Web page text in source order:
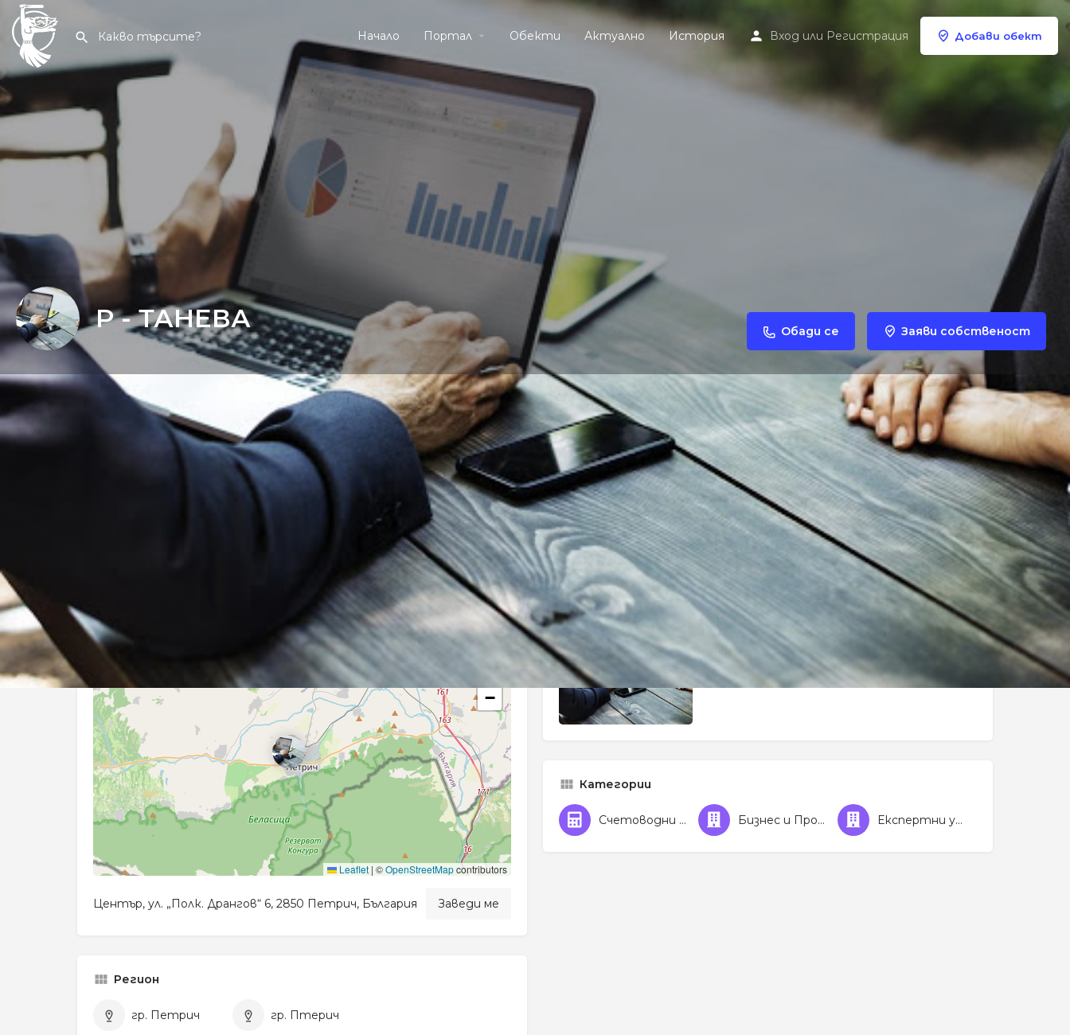
Начало Портал Обекти Актуално История Вход или Регистрация Добави обект
Р - ТАНЕВА Обади се Заяви собственост
Профил Ревюта
Заведи ме Обади се Сподели Мнение Заявете обекта
Локация
−
Leaflet | ©OpenStreetMapcontributors
Център, ул. „Полк. Дрангов“ 6, 2850 Петрич, България Заведи ме
Регион
гр. Петрич гр. Птерич
Отворено Работно време днес8:00 - 17:00
Галерия
Категории
Счетоводни услуги Бизнес и Професионални услуги Експертни услуги